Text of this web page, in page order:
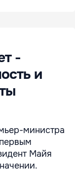
-
и
министра
Майя